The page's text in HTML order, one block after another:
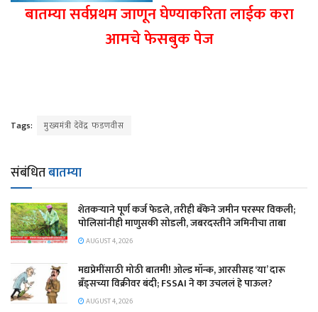
बातम्या सर्वप्रथम जाणून घेण्याकरिता लाईक करा
आमचे फेसबुक पेज
Tags: मुख्यमंत्री देवेंद्र फडणवीस
संबंधितबातम्या
शेतकऱ्याने पूर्ण कर्ज फेडले, तरीही बँकेने जमीन परस्पर विकली;
पोलिसांनीही माणुसकी सोडली, जबरदस्तीने जमिनीचा ताबा
AUGUST 4, 2026
मद्यप्रेमींसाठी मोठी बातमी! ओल्ड मॉन्क, आरसीसह ‘या’ दारू
ब्रँड्सच्या विक्रीवर बंदी; FSSAI ने का उचललं हे पाऊल?
AUGUST 4, 2026